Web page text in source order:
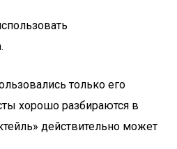
только его
хорошо разбираются в
действительно может